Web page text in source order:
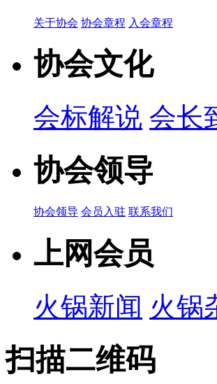
关于协会 协会章程 入会章程
协会文化
会标解说 会长
协会领导
协会领导 会员入驻 联系我们
上网会员
火锅新闻 火锅
扫描二维码